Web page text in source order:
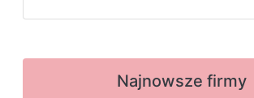
Najnowsze firmy